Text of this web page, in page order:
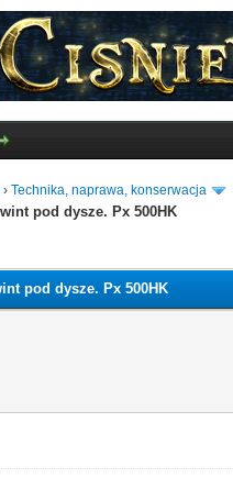
› Technika, naprawa, konserwacja
pod dysze. Px 500HK
pod dysze. Px 500HK